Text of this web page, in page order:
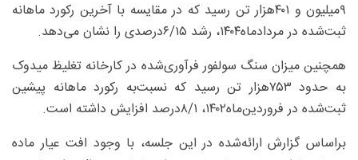
۹میلیون و ۴۰۱هزار تن رسید که در مقایسه با آخرین رکورد ماهانه
ثبت‌شده در مردادماه۱۴۰۴، رشد ۶/۱۵درصدی را نشان می‌دهد.
همچنین میزان سنگ سولفور فرآوری‌شده در کارخانه تغلیظ میدوک
به حدود ۷۵۳هزار تن رسید که نسبت‌به رکورد ماهانه پیشین
ثبت‌شده در فروردین‌ماه۱۴۰۲، ۸/۱‌درصد افزایش داشته است.
براساس گزارش ارائه‌شده در این جلسه، با وجود افت عیار ماده